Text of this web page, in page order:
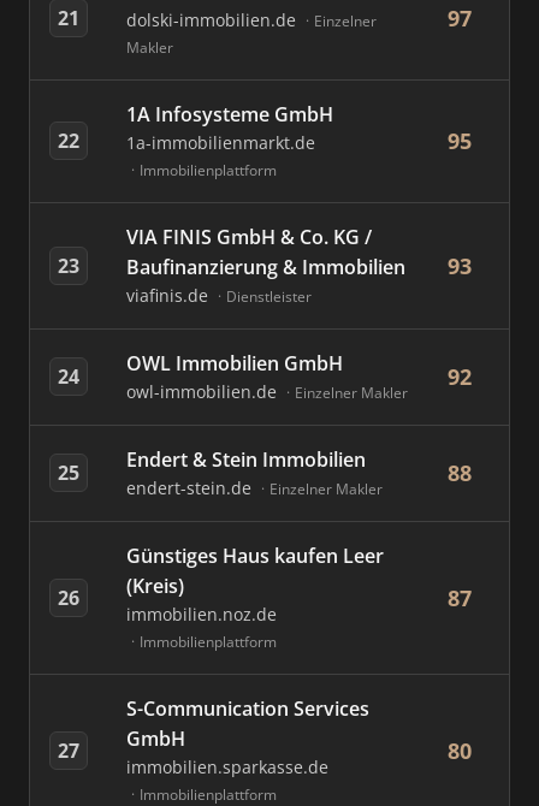
21 dolski-immobilien.de
Einzelner
Makler
97
22
1A Infosysteme GmbH
1a-immobilienmarkt.de
Immobilienplattform
95
23
VIA FINIS GmbH & Co. KG /
Baufinanzierung & Immobilien
viafinis.de Dienstleister
93
24 OWL Immobilien GmbH
owl-immobilien.de Einzelner Makler
92
25 Endert & Stein Immobilien
endert-stein.de Einzelner Makler
88
26
Günstiges Haus kaufen Leer
(Kreis)
immobilien.noz.de
Immobilienplattform
87
27
S-Communication Services
GmbH
immobilien.sparkasse.de
Immobilienplattform
80